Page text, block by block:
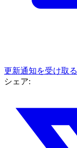
更新通知を受け取る
シェア: